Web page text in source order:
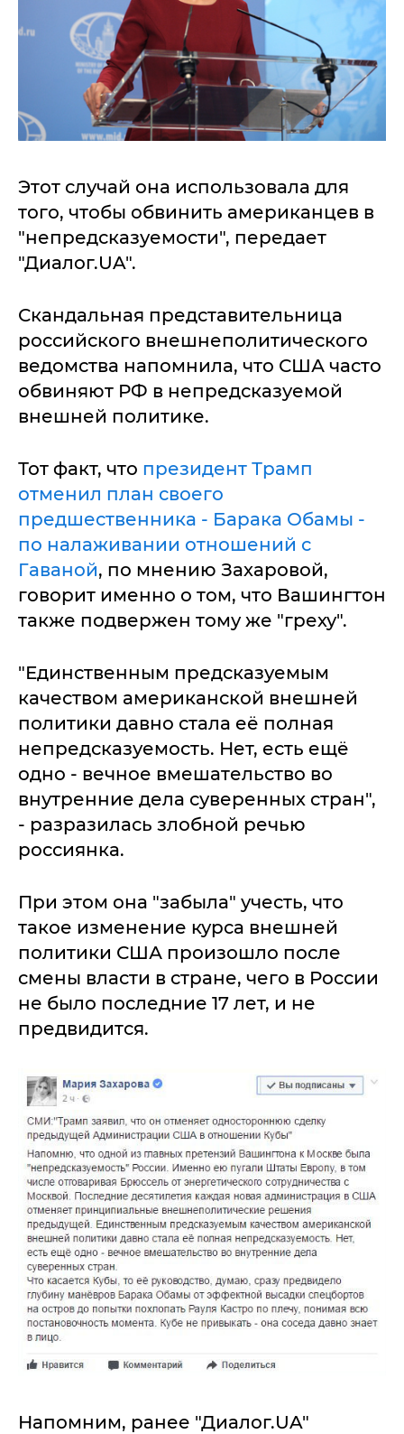
Этот случай она использовала для
того, чтобы обвинить американцев в
"непредсказуемости", передает
"Диалог.UA".
Скандальная представительница
российского внешнеполитического
ведомства напомнила, что США часто
обвиняют РФ в непредсказуемой
внешней политике.
Тот факт, что президент Трамп
отменил план своего
предшественника - Барака Обамы -
по налаживании отношений с
Гаваной, по мнению Захаровой,
говорит именно о том, что Вашингтон
также подвержен тому же "греху".
"Единственным предсказуемым
качеством американской внешней
политики давно стала её полная
непредсказуемость. Нет, есть ещё
одно - вечное вмешательство во
внутренние дела суверенных стран",
- разразилась злобной речью
россиянка.
При этом она "забыла" учесть, что
такое изменение курса внешней
политики США произошло после
смены власти в стране, чего в России
не было последние 17 лет, и не
предвидится.
Напомним, ранее "Диалог.UA"